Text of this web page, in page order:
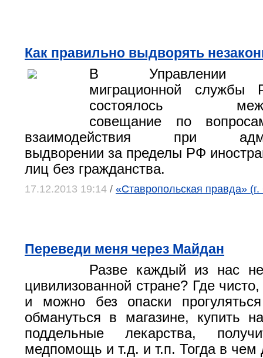
Как правильно выдворять
В Управлении
миграционной
состоялось
совещание по
взаимодействия при
выдворении за пределы РФ
лиц без гражданства.
17.12.2013 19:14 / «Ставропольская правда»
Переведи меня через Майдан
Разве каждый из нас
цивилизованной стране? Где
и можно без опаски
обмануться в магазине, купить
поддельные лекарства,
медпомощь и т.д. и т.п. Тогда в чем